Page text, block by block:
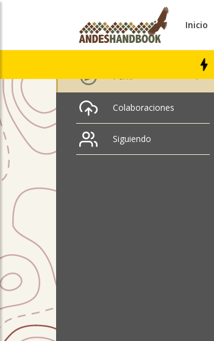
Inicio
Manuel Mira Riquelme
Perfil
Colaboraciones
Siguiendo